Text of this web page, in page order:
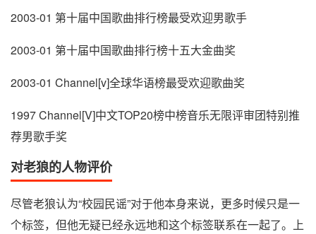
2003-01 第十届中国歌曲排行榜最受欢迎男歌手
2003-01 第十届中国歌曲排行榜十五大金曲奖
2003-01 Channel[v]全球华语榜最受欢迎歌曲奖
1997 Channel[V]中文TOP20榜中榜音乐无限评审团特别推
荐男歌手奖
对老狼的人物评价
尽管老狼认为“校园民谣”对于他本身来说，更多时候只是一
个标签，但他无疑已经永远地和这个标签联系在一起了。上